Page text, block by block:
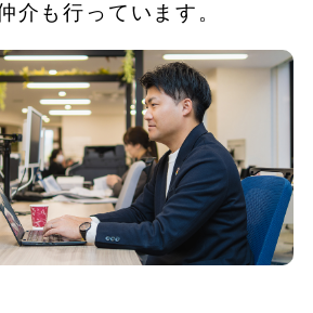
介も行っています。